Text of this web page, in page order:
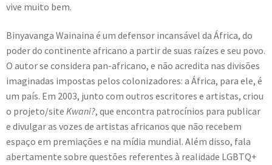
vive muito bem.
Binyavanga Wainaina é um defensor incansável da África, do
poder do continente africano a partir de suas raízes e seu povo.
O autor se considera pan-africano, e não acredita nas divisões
imaginadas impostas pelos colonizadores: a África, para ele, é
um país. Em 2003, junto com outros escritores e artistas, criou
o projeto/site Kwani?, que encontra patrocínios para publicar
e divulgar as vozes de artistas africanos que não recebem
espaço em premiações e na mídia mundial. Além disso, fala
abertamente sobre questões referentes à realidade LGBTQ+